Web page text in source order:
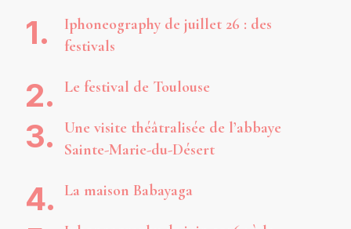
Iphoneography de juillet 26 : des
festivals
Le festival de Toulouse
Une visite théâtralisée de l’abbaye
Sainte-Marie-du-Désert
La maison Babayaga